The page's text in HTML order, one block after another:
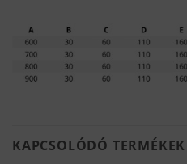
KAPCSOLÓDÓ TERMÉKEK